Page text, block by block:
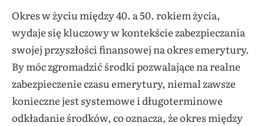
Okres w życiu między 40. a 50. rokiem życia,
wydaje się kluczowy w kontekście zabezpieczania
swojej przyszłości finansowej na okres emerytury.
By móc zgromadzić środki pozwalające na realne
zabezpieczenie czasu emerytury, niemal zawsze
konieczne jest systemowe i długoterminowe
odkładanie środków, co oznacza, że okres między